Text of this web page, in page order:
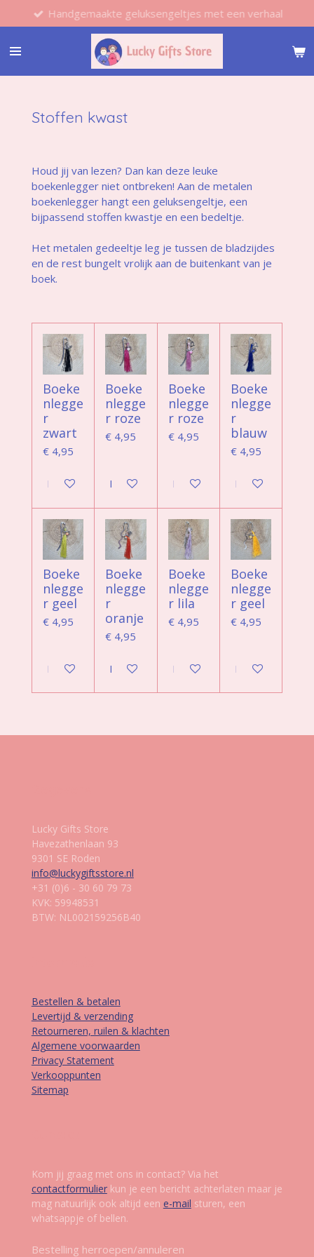
direct
naar
hoofdinhoud
Handgemaakte geluksengeltjes met een verhaal
Stoffen kwast
Houd jij van lezen? Dan kan deze leuke
boekenlegger niet ontbreken! Aan de metalen
boekenlegger hangt een geluksengeltje, een
bijpassend stoffen kwastje en een bedeltje.
Het metalen gedeeltje leg je tussen de bladzijdes
en de rest bungelt vrolijk aan de buitenkant van je
boek.
Boeke
nlegge
r
zwart
€ 4,95
In winkelwagen
Boeke
nlegge
r roze
€ 4,95
In winkelwagen
Boeke
nlegge
r roze
€ 4,95
In winkelwagen
Boeke
nlegge
r
blauw
€ 4,95
In winkelwagen
Boeke
nlegge
r geel
€ 4,95
In winkelwagen
Boeke
nlegge
r
oranje
€ 4,95
In winkelwagen
Boeke
nlegge
r lila
€ 4,95
In winkelwagen
Boeke
nlegge
r geel
€ 4,95
In winkelwagen
Lucky Gifts Store
Havezathenlaan 93
9301 SE Roden
info@luckygiftsstore.nl
+31 (0)6 - 30 60 79 73
KVK: 59948531
BTW: NL002159256B40
Bestellen & betalen
Levertijd & verzending
Retourneren, ruilen & klachten
Algemene voorwaarden
Privacy Statement
Verkooppunten
Sitemap
Kom jij graag met ons in contact? Via het
contactformulierkun je een bericht achterlaten maar je
mag natuurlijk ook altijd een e-mail sturen, een
whatsappje of bellen.
Bestelling herroepen/annuleren